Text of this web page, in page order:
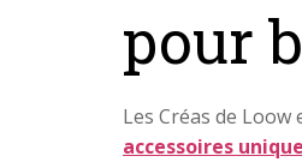
pour
Les Créas de
accessoires